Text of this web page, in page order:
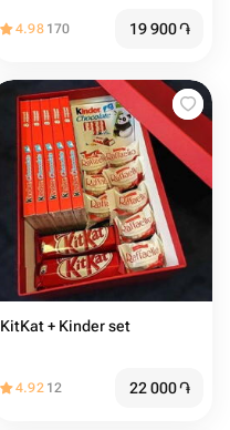
4.98 170 19 900֏
KitKat + Kinder set
4.92 12 22 000֏